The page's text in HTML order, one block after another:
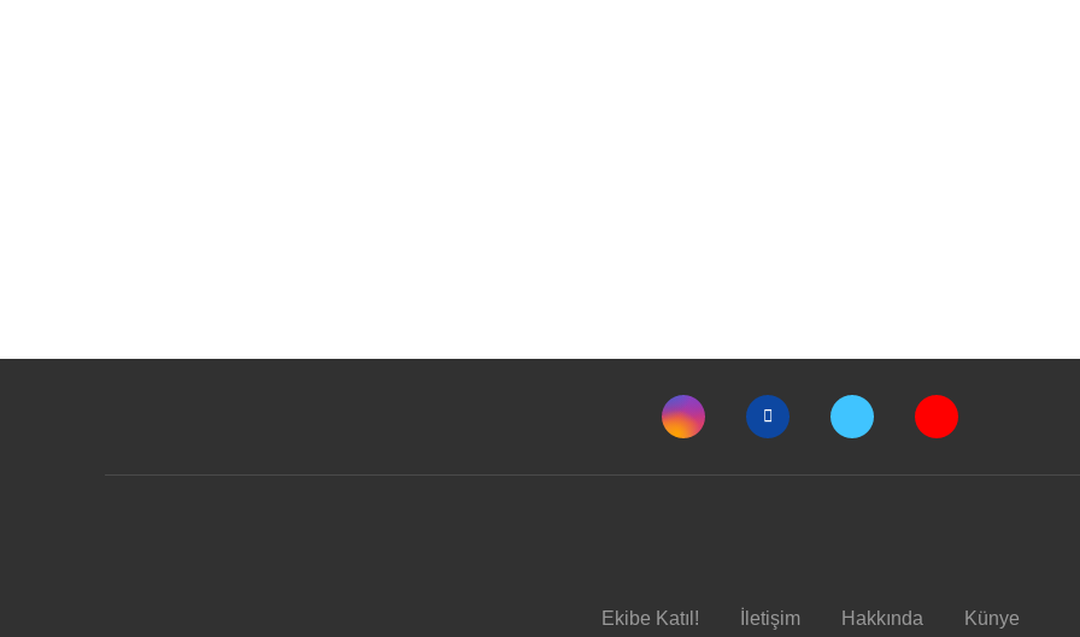
Ekibe Katıl! İletişim Hakkında Künye